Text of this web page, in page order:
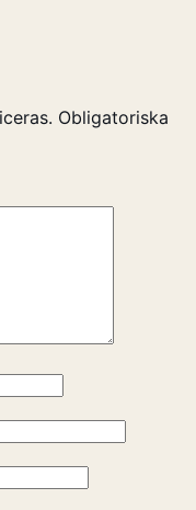
Obligatoriska